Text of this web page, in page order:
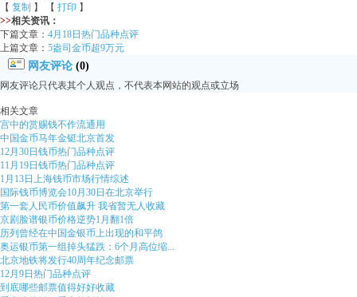
【 复制 】 【 打印 】
>>相关资讯：
下篇文章： 4月18日热门品种点评
上篇文章： 5盎司金币超9万元
网友评论 (0)
网友评论只代表其个人观点，不代表本网站的观点或立场
相关文章
宫中的赏赐钱不作流通用
中国金币马年金铤北京首发
12月30日钱币热门品种点评
11月19日钱币热门品种点评
1月13日上海钱币市场行情综述
国际钱币博览会10月30日在北京举行
第一套人民币价值飙升 我省暂无人收藏
京剧脸谱银币价格逆势1月翻1倍
历列曾经在中国金银币上出现的和平鸽
奥运银币第一组掉头猛跌：6个月高位缩...
北京地铁将发行40周年纪念邮票
12月9日热门品种点评
到底哪些邮票值得好好收藏